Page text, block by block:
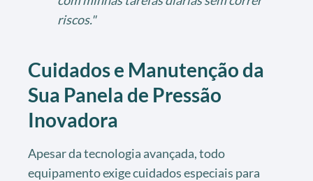
riscos."
Cuidados e Manutenção da
Sua Panela de Pressão
Inovadora
Apesar da tecnologia avançada, todo
equipamento exige cuidados especiais para